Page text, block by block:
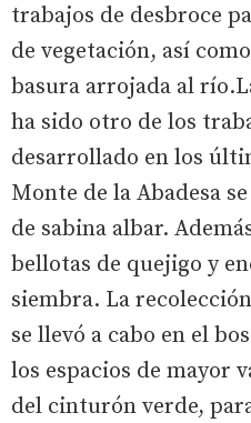
trabajos de desbroce
de vegetación, así
basura arrojada al
ha sido otro de los
desarrollado en los
Monte de la Abadesa
de sabina albar.
bellotas de quejigo y
siembra. La
se llevó a cabo en el
los espacios de mayor
del cinturón verde,